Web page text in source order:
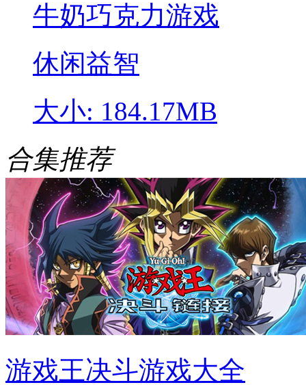
牛奶巧克力游戏
休闲益智
大小: 184.17MB
合集推荐
游戏王决斗游戏大全